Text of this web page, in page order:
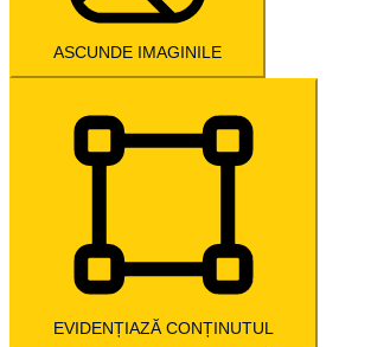
ASCUNDE IMAGINILE
EVIDENȚIAZĂ CONȚINUTUL